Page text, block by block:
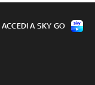
ACCEDI A SKY GO